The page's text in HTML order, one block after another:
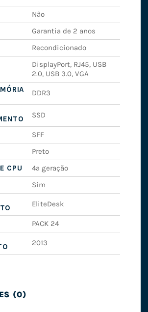
Não
Garantia de 2 anos
Recondicionado
DisplayPort, RJ45, USB
2.0, USB 3.0, VGA
DDR3
SSD
SFF
Preto
CPU
4ª geração
Sim
EliteDesk
PACK 24
2013
(0)